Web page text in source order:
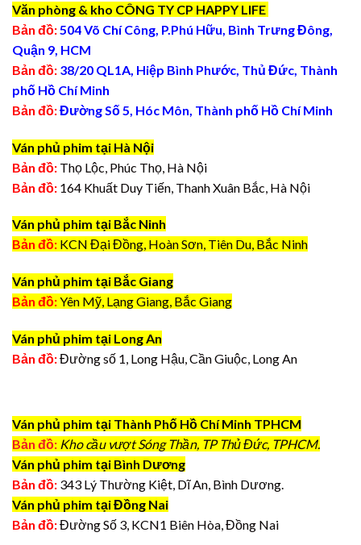
Văn phòng & kho CÔNG TY CP HAPPY LIFE
Bản đồ: 504 Võ Chí Công, P.Phú Hữu, Bình Trưng Đông,
Quận 9, HCM
Bản đồ: 38/20 QL1A, Hiệp Bình Phước, Thủ Đức, Thành
phố Hồ Chí Minh
Bản đồ:Đường Số 5, Hóc Môn, Thành phố Hồ Chí Minh
Ván phủ phim tại Hà Nội
Bản đồ: Thọ Lộc, Phúc Thọ, Hà Nội
Bản đồ: 164 Khuất Duy Tiến, Thanh Xuân Bắc, Hà Nội
Ván phủ phim tại Bắc Ninh
Bản đồ: KCN Đại Đồng, Hoàn Sơn, Tiên Du, Bắc Ninh
Ván phủ phim tại Bắc Giang
Bản đồ:Yên Mỹ, Lạng Giang, Bắc Giang
Ván phủ phim tại Long An
Bản đồ:Đường số 1, Long Hậu, Cần Giuộc, Long An
Ván phủ phim tại Thành Phố Hồ Chí Minh TPHCM
Bản đồ: Kho cầu vượt Sóng Thần, TP Thủ Đức, TPHCM.
Ván phủ phim tại Bình Dương
Bản đồ: 343 Lý Thường Kiệt, Dĩ An, Bình Dương.
Ván phủ phim tại Đồng Nai
Bản đồ:Đường Số 3, KCN1 Biên Hòa, Đồng Nai